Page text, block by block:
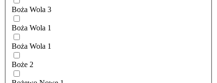
Boża Wola 3
Boża Wola 1
Boża Wola 1
Boże 2